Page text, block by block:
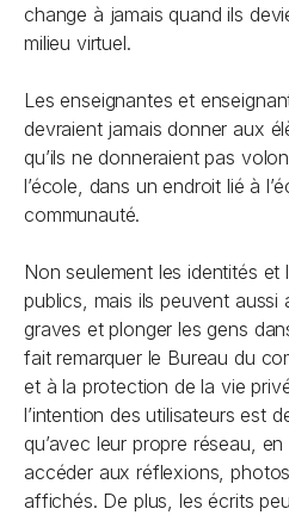
change à jamais quand ils
milieu virtuel.
Les enseignantes et
devraient jamais donner aux
qu’ils ne donneraient pas
l’école, dans un endroit lié à
communauté.
Non seulement les identités
publics, mais ils peuvent
graves et plonger les gens
fait remarquer le Bureau du
et à la protection de la vie
l’intention des utilisateurs est
qu’avec leur propre réseau,
accéder aux réflexions,
affichés. De plus, les écrits